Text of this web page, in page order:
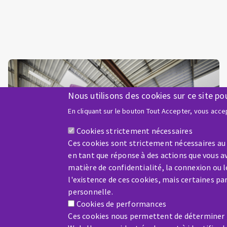
Nous utilisons des cookies sur ce site
En cliquant sur le bouton Tout Accepter, vous
Cookies strictement nécessaires
Ces cookies sont strictement nécessaires
en tant que réponse à des actions que vous
matière de confidentialité, la connexion ou
l'existence de ces cookies, mais certaines
personnelle.
Cookies de performances
Ces cookies nous permettent de
Utilisateur/Professionnel